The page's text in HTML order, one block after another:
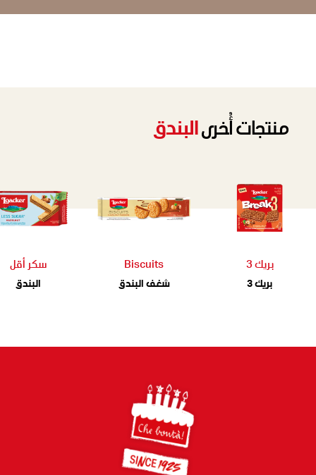
منتجات أُخرىالبندق
بريك 3
بريك 3
Biscuits
شغف البندق
سكر أقل
البندق